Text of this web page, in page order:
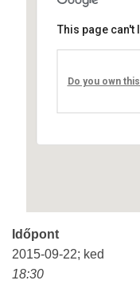
Fő út 8 -
This page can't
Do you own
Időpont
2015-09-22; ked
18:30